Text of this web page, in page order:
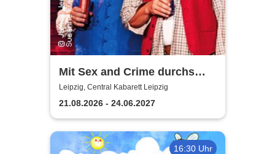
Mit Sex and Crime durchs
Altersheim - Leipziger Central
Kabarett
Leipzig, Central Kabarett Leipzig
21.08.2026 - 24.06.2027
16:30 Uhr